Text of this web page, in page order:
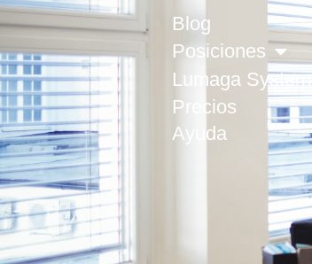
Blog
Posiciones
Lumaga System
Precios
Ayuda